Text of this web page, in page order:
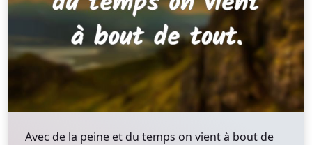
Avec de la peine et du temps on vient à bout de